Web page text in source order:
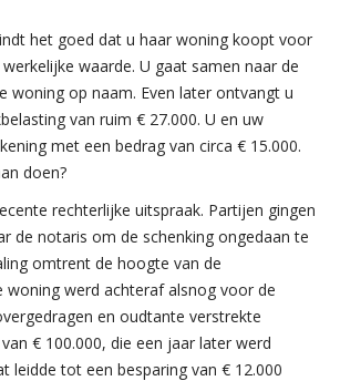
het goed dat u haar woning koopt voor
waarde. U gaat samen naar de
woning op naam. Even later ontvangt u
van ruim € 27.000. U en uw
met een bedrag van circa € 15.000.
doen?
rechterlijke uitspraak. Partijen gingen
de notaris om de schenking ongedaan te
omtrent de hoogte van de
woning werd achteraf alsnog voor de
en oudtante verstrekte
€ 100.000, die een jaar later werd
leidde tot een besparing van € 12.000